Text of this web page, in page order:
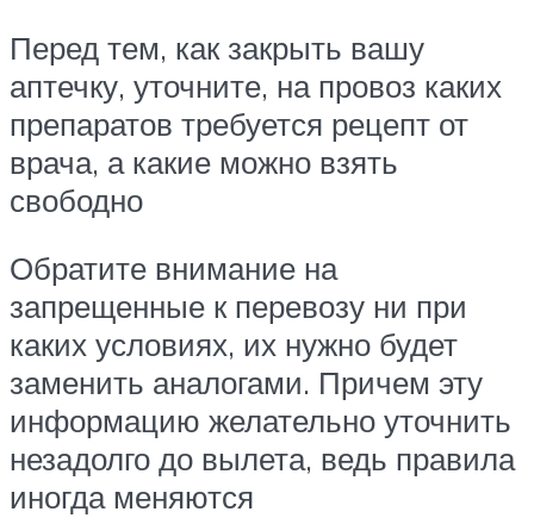
Перед тем, как закрыть вашу
аптечку, уточните, на провоз каких
препаратов требуется рецепт от
врача, а какие можно взять
свободно
Обратите внимание на
запрещенные к перевозу ни при
каких условиях, их нужно будет
заменить аналогами. Причем эту
информацию желательно уточнить
незадолго до вылета, ведь правила
иногда меняются